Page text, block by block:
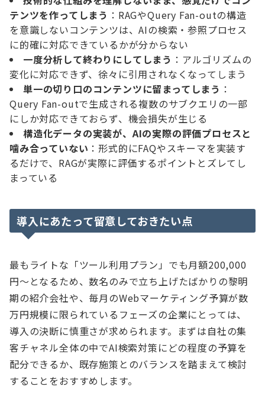
テンツを作ってしまう ：RAGやQuery Fan-outの構造
を意識しないコンテンツは、AIの検索・参照プロセス
に的確に対応できているかが分からない
一度分析して終わりにしてしまう ：アルゴリズムの
変化に対応できず、徐々に引用されなくなってしまう
単一の切り口のコンテンツに留まってしまう ：
Query Fan-outで生成される複数のサブクエリの一部
にしか対応できておらず、機会損失が生じる
構造化データの実装が、AIの実際の評価プロセスと
噛み合っていない ：形式的にFAQやスキーマを実装す
るだけで、RAGが実際に評価するポイントとズレてし
まっている
導入にあたって留意しておきたい点
最もライトな「ツール利用プラン」でも月額200,000
円〜となるため、数名のみで立ち上げたばかりの黎明
期の紹介会社や、毎月のWebマーケティング予算が数
万円規模に限られているフェーズの企業にとっては、
導入の決断に慎重さが求められます。まずは自社の集
客チャネル全体の中でAI検索対策にどの程度の予算を
配分できるか、既存施策とのバランスを踏まえて検討
することをおすすめします。